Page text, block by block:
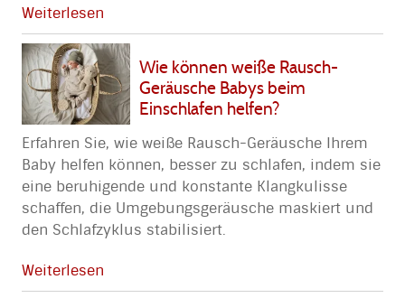
Weiterlesen
Wie können weiße Rausch-
Geräusche Babys beim
Einschlafen helfen?
Erfahren Sie, wie weiße Rausch-Geräusche Ihrem
Baby helfen können, besser zu schlafen, indem sie
eine beruhigende und konstante Klangkulisse
schaffen, die Umgebungsgeräusche maskiert und
den Schlafzyklus stabilisiert.
Weiterlesen